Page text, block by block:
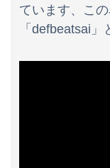
ています、こ
「defbeatsai